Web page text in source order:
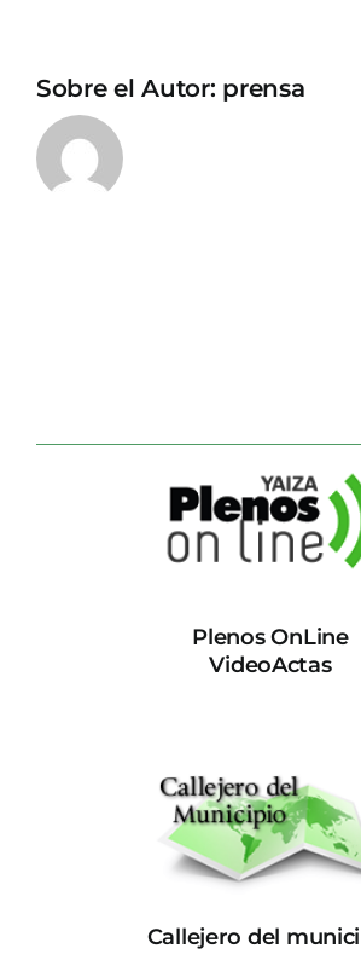
Sobre el Autor: prensa
Plenos OnLine
VideoActas
Callejero del